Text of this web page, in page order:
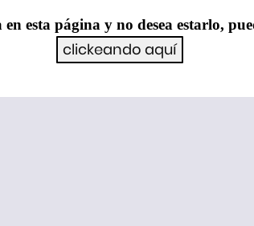
esta página y no desea estarlo,